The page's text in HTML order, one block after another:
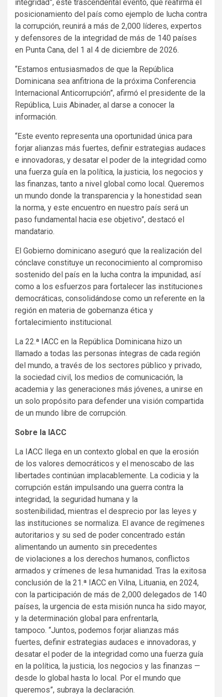
integridad”, este trascendental evento, que reafirma el
posicionamiento del país como ejemplo de lucha contra
la corrupción, reunirá a más de 2,000 líderes, expertos
y defensores de la integridad de más de 140 países
en Punta Cana, del 1 al 4 de diciembre de 2026.
“Estamos entusiasmados de que la República
Dominicana sea anfitriona de la próxima Conferencia
Internacional Anticorrupción”, afirmó el presidente de la
República, Luis Abinader, al darse a conocer la
información.
“Este evento representa una oportunidad única para
forjar alianzas más fuertes, definir estrategias audaces
e innovadoras, y desatar el poder de la integridad como
una fuerza guía en la política, la justicia, los negocios y
las finanzas, tanto a nivel global como local. Queremos
un mundo donde la transparencia y la honestidad sean
la norma, y este encuentro en nuestro país será un
paso fundamental hacia ese objetivo”, destacó el
mandatario.
El Gobierno dominicano aseguró que la realización del
cónclave constituye un reconocimiento al compromiso
sostenido del país en la lucha contra la impunidad, así
como a los esfuerzos para fortalecer las instituciones
democráticas, consolidándose como un referente en la
región en materia de gobernanza ética y
fortalecimiento institucional.
La 22.ª IACC en la República Dominicana hizo un
llamado a todas las personas íntegras de cada región
del mundo, a través de los sectores público y privado,
la sociedad civil, los medios de comunicación, la
academia y las generaciones más jóvenes, a unirse en
un solo propósito para defender una visión compartida
de un mundo libre de corrupción.
Sobre la IACC
La IACC llega en un contexto global en que la erosión
de los valores democráticos y el menoscabo de las
libertades continúan implacablemente. La codicia y la
corrupción están impulsando una guerra contra la
integridad, la seguridad humana y la
sostenibilidad, mientras el desprecio por las leyes y
las instituciones se normaliza. El avance de regímenes
autoritarios y su sed de poder concentrado están
alimentando un aumento sin precedentes
de violaciones a los derechos humanos, conflictos
armados y crímenes de lesa humanidad. Tras la exitosa
conclusión de la 21.ª IACC en Vilna, Lituania, en 2024,
con la participación de más de 2,000 delegados de 140
países, la urgencia de esta misión nunca ha sido mayor,
y la determinación global para enfrentarla,
tampoco. “Juntos, podemos forjar alianzas más
fuertes, definir estrategias audaces e innovadoras, y
desatar el poder de la integridad como una fuerza guía
en la política, la justicia, los negocios y las finanzas —
desde lo global hasta lo local. Por el mundo que
queremos”, subraya la declaración.